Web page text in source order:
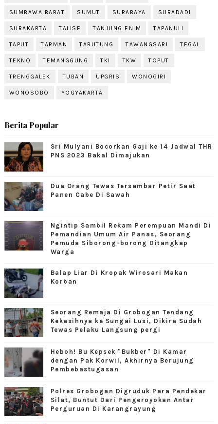
SUMBAWA BARAT SUMUT SURABAYA SURADADI
SURAKARTA TALISE TANJUNG ENIM TAPANULI
TAPUT TARMAN TARUTUNG TAWANGSARI TEGAL
TEKNO TEMANGGUNG TKI TKW TOPUT
TRENGGALEK TUBAN UPGRIS WONOGIRI
WONOSOBO YOGYAKARTA
Berita Popular
Sri Mulyani Bocorkan Gaji ke 14 Jadwal THR
PNS 2023 Bakal Dimajukan
Dua Orang Tewas Tersambar Petir Saat
Panen Cabe Di Sawah
Ngintip Sambil Rekam Perempuan Mandi Di
Pemandian Umum Air Panas, Seorang
Pemuda Siborong-borong Ditangkap
Warga
Balap Liar Di Kropak Wirosari Makan
Korban
Seorang Remaja Di Grobogan Tendang
Kekasihnya ke Sungai Lusi, Dikira Sudah
Tewas Pelaku Langsung pergi
Heboh! Bu Kepsek "Bukber" Di Kamar
dengan Pak Korwil, Akhirnya Berujung
Pembebastugasan
Polres Grobogan Digruduk Para Pendekar
Silat, Buntut Dari Pengeroyokan Antar
Perguruan Di Karangrayung